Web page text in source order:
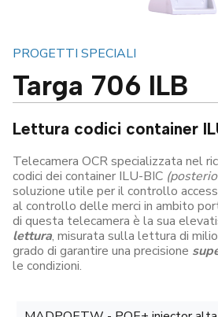
PROGETTI SPECIALI
Targa 706 ILB
Lettura codici container
Telecamera OCR specializzata nel
codici dei container ILU-BIC (
soluzione utile per il controllo
al controllo delle merci in ambito
di questa telecamera è la sua
lettura, misurata sulla lettura di
grado di garantire una precisione
le condizioni.